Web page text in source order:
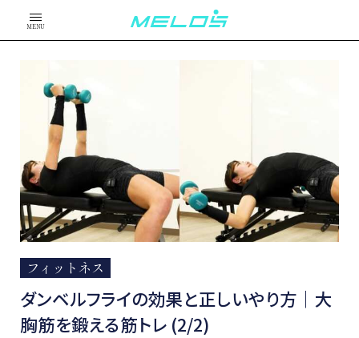
MENU
フィットネス
ダンベルフライの効果と正しいやり方｜大
胸筋を鍛える筋トレ (2/2)